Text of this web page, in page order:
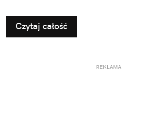
Czytaj całość
REKLAMA